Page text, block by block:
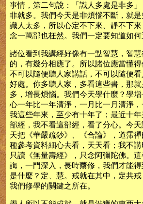
事情，第二句說：「識人多處是非多
非就多。我們今天是非煩惱不斷，就
識人太多，所以心定不下來、靜不下
念一萬部也枉然。我們一定要知道如何
諸位看到我講經好像有一點智慧，智
的，有幾分相應了。所以諸位應當懂得
不可以隨便聽人家講話，不可以隨便
好處。你多聽人家，多看這些書，那
多，增長煩惱。我們今天學什麼？學
心一年比一年清淨，一月比一月清淨，
我這些年來，至少有十年了；最近十
部經，我不看這部經，看了分心。今
天把《華嚴疏鈔》、《合論》，道霈
種參考資料細心去看，天天看；我不
只讀《無量壽經》，只念阿彌陀佛。
誨，一門深入，長時薰修，我們才能
是什麼？定、慧。戒就在其中，定共
我們修學的關鍵之所在。